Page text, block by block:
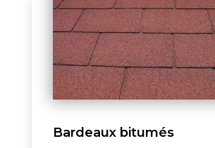
Bardeaux bitumés